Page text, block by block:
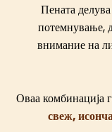
Пената
потемнување,
внимание на
Оваа комбинација
свеж,